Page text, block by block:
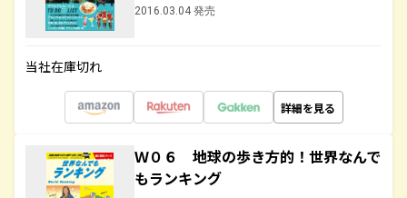
2016.03.04 発売
当社在庫切れ
詳細を見る
Ｗ０６ 地球の歩き方的！世界なんで
もランキング